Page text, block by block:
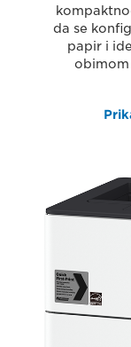
da se
papir i
obimom